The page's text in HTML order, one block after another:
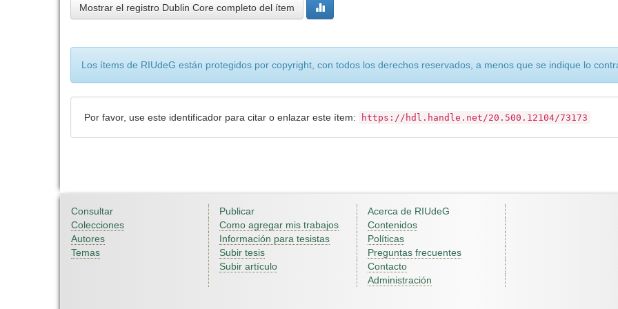
Mostrar el registro Dublin Core completo del ítem
Los ítems de RIUdeG están protegidos por copyright, con todos los derechos reservados, a menos que se indique lo
Por favor, use este identificador para citar o enlazar este ítem: https://hdl.handle.net/20.500.12104/73173
Consultar
Colecciones
Autores
Temas
Publicar
Como agregar mis trabajos
Información para tesistas
Subir tesis
Subir artículo
Acerca de RIUdeG
Contenidos
Políticas
Preguntas frecuentes
Contacto
Administración